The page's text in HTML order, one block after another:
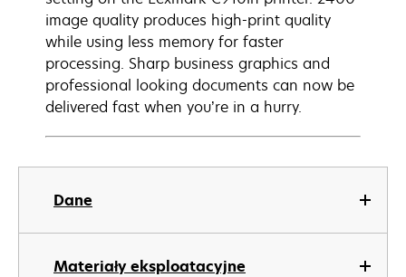
Dane
Materiały eksploatacyjne
image quality produces high-print quality
while using less memory for faster
processing. Sharp business graphics and
professional looking documents can now be
delivered fast when you’re in a hurry.